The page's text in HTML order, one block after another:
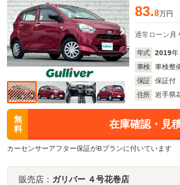
83.8万円
通常ローン 月
年式 2019年
車検
車検整
保証
保証付
住所
岩手県
無
料
在庫確認・見
カーセンサーアフター保証がBプランに付いています
販売店： ガリバー ４号花巻店